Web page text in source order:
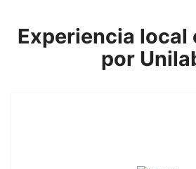
Experiencia local
por